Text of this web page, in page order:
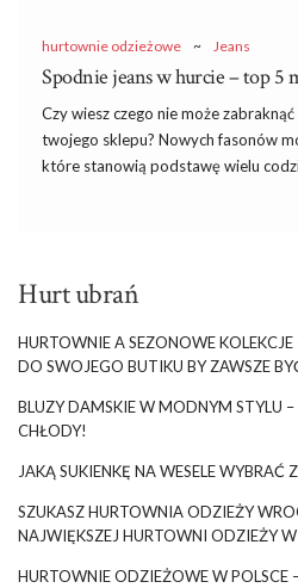
hurtownie odzieżowe ~ Jeans
Spodnie jeans w hurcie – top 5
Czy wiesz czego nie może
twojego sklepu? Nowych fasonów
które stanowią podstawę wielu
Zapewnij klientkom
spodni na wiosnę!
ten kultowy fason znają już chyba
Odkąd jeansowe spodnie po raz
codziennej modzie, odtąd już nic nie
totalnie zdominował kategorię
szczyt modowej drabiny. Dzisiaj
właśnie panie mogą wybierać
Hurt ubrań
HURTOWNIE A SEZONOWE
DO SWOJEGO BUTIKU BY ZAWSZE
BLUZY DAMSKIE W MODNYM STYLU
CHŁODY!
JAKĄ SUKIENKĘ NA WESELE WYBRAĆ
SZUKASZ HURTOWNIA ODZIEŻY
NAJWIĘKSZEJ HURTOWNI ODZIEŻY W
HURTOWNIE ODZIEŻOWE W POLSCE